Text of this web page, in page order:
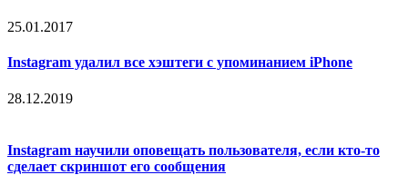
25.01.2017
Instagram удалил все хэштеги с упоминанием iPhone
28.12.2019
Instagram научили оповещать пользователя, если кто-то
сделает скриншот его сообщения